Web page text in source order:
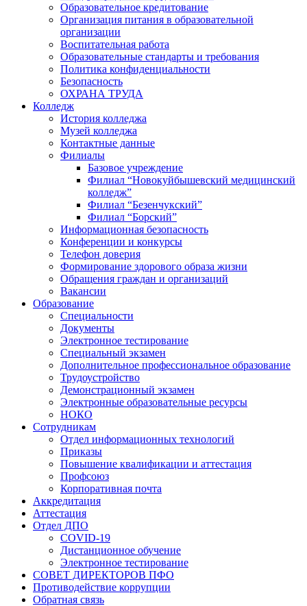
Образовательное кредитование
Организация питания в образовательной
организации
Воспитательная работа
Образовательные стандарты и требования
Политика конфиденциальности
Безопасность
ОХРАНА ТРУДА
Колледж
История колледжа
Музей колледжа
Контактные данные
Филиалы
Базовое учреждение
Филиал “Новокуйбышевский медицинский
колледж”
Филиал “Безенчукский”
Филиал “Борский”
Информационная безопасность
Конференции и конкурсы
Телефон доверия
Формирование здорового образа жизни
Обращения граждан и организаций
Вакансии
Образование
Специальности
Документы
Электронное тестирование
Специальный экзамен
Дополнительное профессиональное образование
Трудоустройство
Демонстрационный экзамен
Электронные образовательные ресурсы
НОКО
Сотрудникам
Отдел информационных технологий
Приказы
Повышение квалификации и аттестация
Профсоюз
Корпоративная почта
Аккредитация
Аттестация
Отдел ДПО
COVID-19
Дистанционное обучение
Электронное тестирование
СОВЕТ ДИРЕКТОРОВ ПФО
Противодействие коррупции
Обратная связь